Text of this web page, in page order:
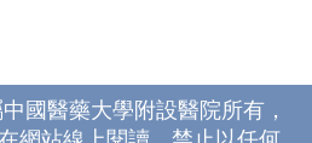
國醫藥大學附設醫院所有，